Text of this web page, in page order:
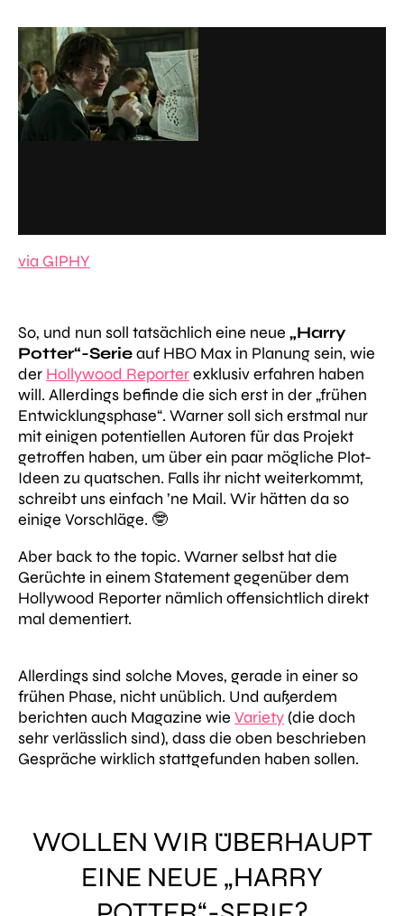
via GIPHY
So, und nun soll tatsächlich eine neue „Harry
Potter“-Serieauf HBO Max in Planung sein, wie
der Hollywood Reporterexklusiv erfahren haben
will. Allerdings befinde die sich erst in der„frühen
Entwicklungsphase“. Warner soll sich erstmal nur
mit einigen potentiellen Autoren für das Projekt
getroffen haben, um über ein paar mögliche Plot-
Ideen zu quatschen. Falls ihr nicht weiterkommt,
schreibt uns einfach ’ne Mail. Wir hätten da so
einige Vorschläge. 🤓
Aber back to the topic. Warner selbst hat die
Gerüchte in einem Statement gegenüber dem
Hollywood Reporter nämlich offensichtlich direkt
mal dementiert.
Allerdings sind solche Moves, gerade in einer so
frühen Phase, nicht unüblich. Und außerdem
berichten auch Magazine wie Variety (die doch
sehr verlässlich sind), dass die oben beschrieben
Gespräche wirklich stattgefunden haben sollen.
WOLLEN WIR ÜBERHAUPT
EINE NEUE „HARRY